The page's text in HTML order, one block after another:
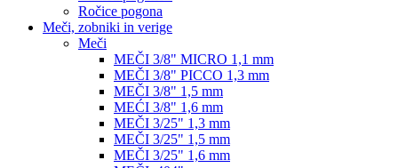
Ročice pogona
Meči, zobniki in verige
Meči
MEČI 3/8" MICRO 1,1 mm
MEČI 3/8" PICCO 1,3 mm
MEČI 3/8" 1,5 mm
MEĆI 3/8" 1,6 mm
MEČI 3/25" 1,3 mm
MEČI 3/25" 1,5 mm
MEČI 3/25" 1,6 mm